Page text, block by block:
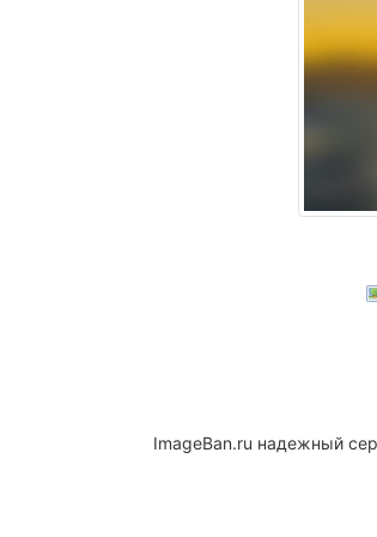
ImageBan.ru надежный